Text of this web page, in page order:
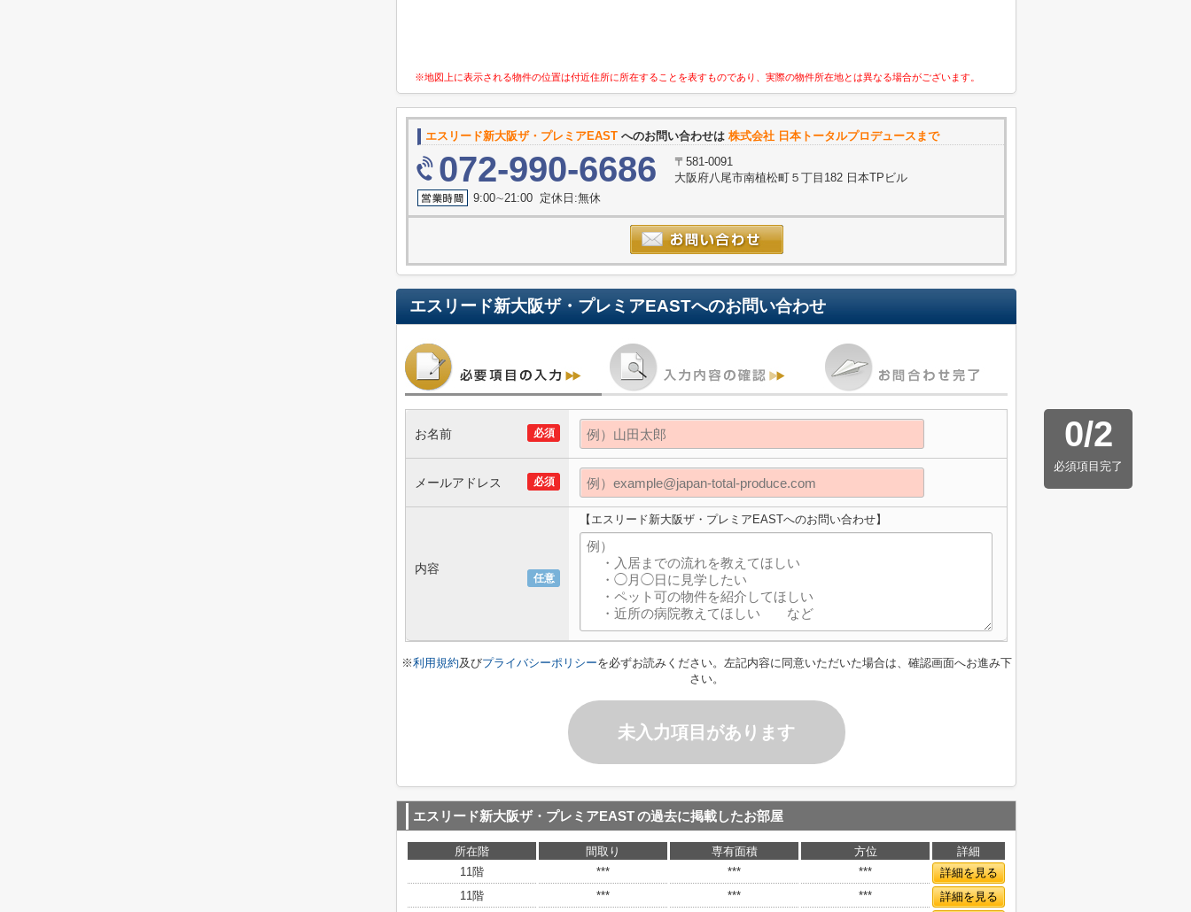
※地図上に表示される物件の位置は付近住所に所在することを表すものであり、実際の物件所在地とは異なる場合がございます。
エスリード新大阪ザ・プレミアEAST へのお問い合わせは 株式会社 日本トータルプロデュースまで
072-990-6686
〒581-0091
大阪府八尾市南植松町５丁目182 日本TPビル
9:00∼21:00 定休日:無休
エスリード新大阪ザ・プレミアEASTへのお問い合わせ
0/2
必須項目完了
必須
お名前
必須
メールアドレス
任意
内容
【エスリード新大阪ザ・プレミアEASTへのお問い合わせ】
※利用規約及びプライバシーポリシーを必ずお読みください。左記内容に同意いただいた場合は、確認画面へお進み下
さい。
未入力項目があります
エスリード新大阪ザ・プレミアEASTの過去に掲載したお部屋
所在階 間取り 専有面積 方位
詳細
11階
*** *** ***
詳細を見る
11階
*** *** ***
詳細を見る